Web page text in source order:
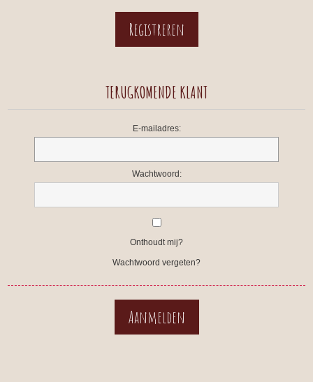
TERUGKOMENDE KLANT
E-mailadres:
Wachtwoord:
Onthoudt mij?
Wachtwoord vergeten?